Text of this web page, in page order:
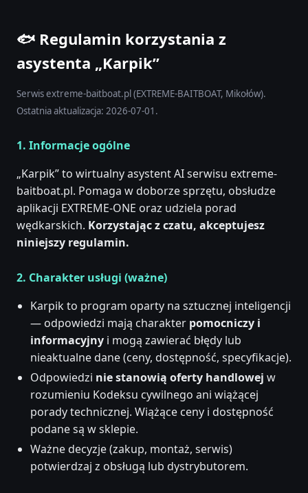
🐟 Regulamin korzystania z
asystenta „Karpik”
Serwis extreme-baitboat.pl (EXTREME-BAITBOAT, Mikołów).
Ostatnia aktualizacja: 2026-07-01.
1. Informacje ogólne
„Karpik” to wirtualny asystent AI serwisu extreme-
baitboat.pl. Pomaga w doborze sprzętu, obsłudze
aplikacji EXTREME-ONE oraz udziela porad
wędkarskich. Korzystając z czatu, akceptujesz
niniejszy regulamin.
2. Charakter usługi (ważne)
Karpik to program oparty na sztucznej inteligencji
— odpowiedzi mają charakter pomocniczy i
informacyjny i mogą zawierać błędy lub
nieaktualne dane (ceny, dostępność, specyfikacje).
Odpowiedzi nie stanowią oferty handlowej w
rozumieniu Kodeksu cywilnego ani wiążącej
porady technicznej. Wiążące ceny i dostępność
podane są w sklepie.
Ważne decyzje (zakup, montaż, serwis)
potwierdzaj z obsługą lub dystrybutorem.